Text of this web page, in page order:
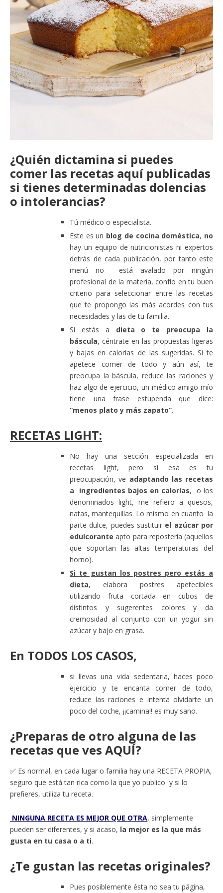
¿Quién dictamina si puedes
comer las recetas aquí publicadas
si tienes determinadas dolencias
o intolerancias?
Tú médico o especialista.
Este es un blog de cocina doméstica, no
hay un equipo de nutricionistas ni expertos
detrás de cada publicación, por tanto este
menú no está avalado por ningún
profesional de la materia, confío en tu buen
criterio para seleccionar entre las recetas
que te propongo las más acordes con tus
necesidades y las de tu familia.
Si estás a dieta o te preocupa la
báscula, céntrate en las propuestas ligeras
y bajas en calorías de las sugeridas. Si te
apetece comer de todo y aún así, te
preocupa la báscula, reduce las raciones y
haz algo de ejercicio, un médico amigo mío
tiene una frase estupenda que dice:
“menos plato y más zapato”.
RECETAS LIGHT:
No hay una sección especializada en
recetas light, pero si esa es tu
preocupación, ve adaptando las recetas
a ingredientes bajos en calorías, o los
denominados light, me refiero a quesos,
natas, mantequillas. Lo mismo en cuanto la
parte dulce, puedes sustituir el azúcar por
edulcorante apto para repostería (aquellos
que soportan las altas temperaturas del
horno).
Si te gustan los postres pero estás a
dieta, elabora postres apetecibles
utilizando fruta cortada en cubos de
distintos y sugerentes colores y da
cremosidad al conjunto con un yogur sin
azúcar y bajo en grasa.
En TODOS LOS CASOS,
si llevas una vida sedentaria, haces poco
ejercicio y te encanta comer de todo,
reduce las raciones e intenta olvidarte un
poco del coche, ¡¡camina!! es muy sano.
¿Preparas de otro alguna de las
recetas que ves AQUÍ?
✅ Es normal, en cada lugar o familia hay una RECETA PROPIA,
seguro que está tan rica como la que yo publico y si lo
prefieres, utiliza tu receta.
NINGUNA RECETA ES MEJOR QUE OTRA, simplemente
pueden ser diferentes, y si acaso, la mejor es la que más
gusta en tu casa o a ti.
¿Te gustan las recetas originales?
Pues posiblemente ésta no sea tu página,